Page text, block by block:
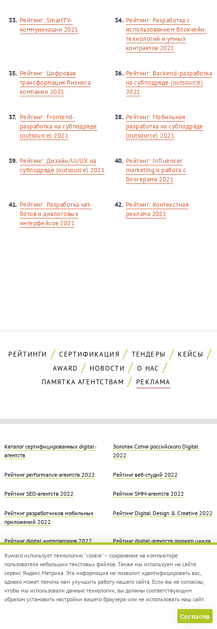
33. Рейтинг: SmartTV-
коммуникации 2021
34. Рейтинг: Разработка с
использованием блокчейн-
технологий и умных
контрактов 2021
35. Рейтинг: Цифровая
трансформация бизнеса
компании 2021
36. Рейтинг: Backend-разработка
на субподряде (outsource)
2021
37. Рейтинг: Frontend-
разработка на субподряде
(outsource) 2021
38. Рейтинг: Мобильная
разработка на субподряде
(outsource) 2021
39. Рейтинг: Дизайн/UI/UX на
субподряде (outsource) 2021
40. Рейтинг: Influencer
marketing и работа с
блогерами 2021
41. Рейтинг: Разработка чат-
ботов и диалоговых
интерфейсов 2021
42. Рейтинг: Контекстная
реклама 2021
РЕЙТИНГИ СЕРТИФИКАЦИЯ ТЕНДЕРЫ
КЕЙСЫ
AWARD
НОВОСТИ
О НАС
ПАМЯТКА АГЕНТСТВАМ
РЕКЛАМА
Каталог сертифицированных digital-
агентств
Золотая Cотня российского Digital
2022
Рейтинг performance-агентств 2022 Рейтинг веб-студий 2022
Рейтинг SEO-агентств 2022 Рейтинг SMM-агентств 2022
Рейтинг разработчиков мобильных
приложений 2022
Рейтинг Digital Design & Creative 2022
Рейтинг digital-интеграторов 2022
Рейтинг digital-агентств полного цикла
Digital-Прорыв 2022
Ruward использует технологию "cookie" – сохранение на компьютере
пользователя небольших текстовых файлов. Также мы используем на сайте
сервис Яндекс.Метрика. Эта информация не позволит идентифицировать вас,
однако может помочь нам улучшить работу нашего сайта. Если вы не согласны,
чтобы мы использовали данные технологии, вы должны соответствующим
образом установить настройки вашего браузера или не использовать наш сайт.
Согласен